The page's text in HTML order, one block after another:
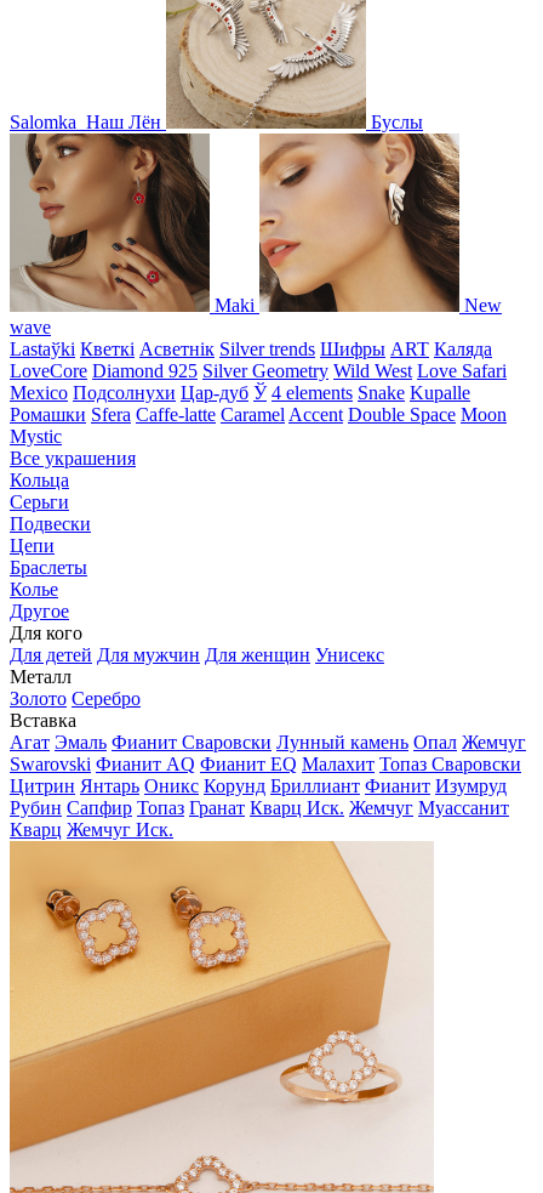
Salomka Наш Лён Буслы
Maki
New
wave
Lastaўki Кветкі Асветнiк Silver trends Шифры ART Каляда
LoveCore Diamond 925 Silver Geometry Wild West Love Safari
Mexico Подсолнухи Цар-дуб Ў 4 elements Snake Kupalle
Ромашки Sfera Caffe-latte Caramel Accent Double Space Moon
Mystic
Все украшения
Кольца
Серьги
Подвески
Цепи
Браслеты
Колье
Другое
Для кого
Для детей Для мужчин Для женщин Унисекс
Металл
Золото Серебро
Вставка
Агат Эмаль Фианит Сваровски Лунный камень Опал Жемчуг
Swarovski Фианит AQ Фианит EQ Малахит Топаз Сваровски
Цитрин Янтарь Оникс Корунд Бриллиант Фианит Изумруд
Рубин Сапфир Топаз Гранат Кварц Иск. Жемчуг Муассанит
Кварц Жемчуг Иск.